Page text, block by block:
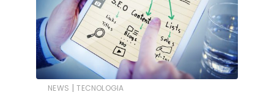
NEWS | TECNOLOGIA